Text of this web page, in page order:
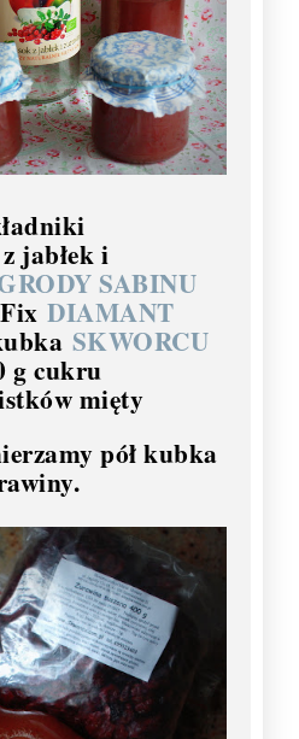
jabłek i
SABINU
DIAMANT
SKWORCU
g cukru
mięty
pół kubka